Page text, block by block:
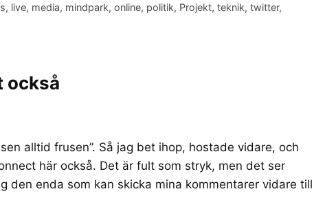
, live, media, mindpark,online, politik, Projekt,teknik,twitter,
också
alltid frusen”. Så jag bet ihop, hostade vidare, och
här också. Det är fult som stryk, men det ser
den enda som kan skicka mina kommentarer vidare till